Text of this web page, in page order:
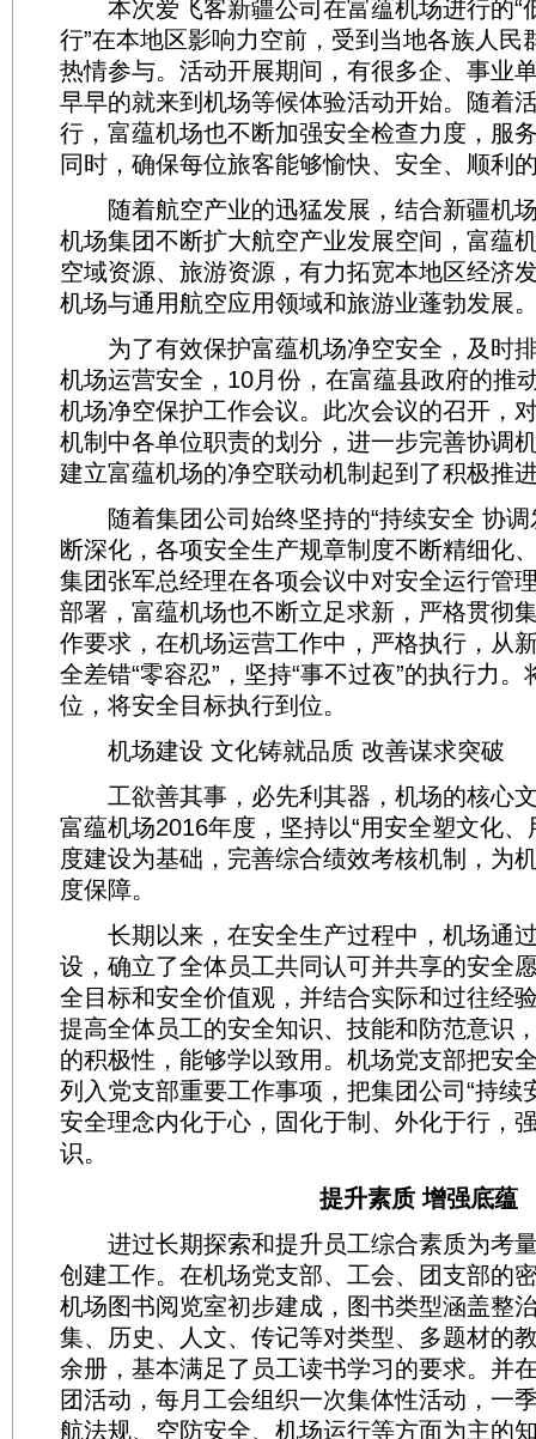
本次爱飞客新疆公司在富蕴机场进行的“
行”在本地区影响力空前，受到当地各族人民
热情参与。活动开展期间，有很多企、事业
早早的就来到机场等候体验活动开始。随着
行，富蕴机场也不断加强安全检查力度，服
同时，确保每位旅客能够愉快、安全、顺利
随着航空产业的迅猛发展，结合新疆机
机场集团不断扩大航空产业发展空间，富蕴
空域资源、旅游资源，有力拓宽本地区经济
机场与通用航空应用领域和旅游业蓬勃发展
为了有效保护富蕴机场净空安全，及时
机场运营安全，10月份，在富蕴县政府的推
机场净空保护工作会议。此次会议的召开，
机制中各单位职责的划分，进一步完善协调
建立富蕴机场的净空联动机制起到了积极推
随着集团公司始终坚持的“持续安全 协调
断深化，各项安全生产规章制度不断精细化
集团张军总经理在各项会议中对安全运行管
部署，富蕴机场也不断立足求新，严格贯彻
作要求，在机场运营工作中，严格执行，从
全差错“零容忍”，坚持“事不过夜”的执行力
位，将安全目标执行到位。
机场建设 文化铸就品质 改善谋求突破
工欲善其事，必先利其器，机场的核心
富蕴机场2016年度，坚持以“用安全塑文化、
度建设为基础，完善综合绩效考核机制，为
度保障。
长期以来，在安全生产过程中，机场通
设，确立了全体员工共同认可并共享的安全
全目标和安全价值观，并结合实际和过往经
提高全体员工的安全知识、技能和防范意识
的积极性，能够学以致用。机场党支部把安
列入党支部重要工作事项，把集团公司“持续
安全理念内化于心，固化于制、外化于行，
识。
提升素质 增强底蕴
进过长期探索和提升员工综合素质为考
创建工作。在机场党支部、工会、团支部的
机场图书阅览室初步建成，图书类型涵盖整
集、历史、人文、传记等对类型、多题材的
余册，基本满足了员工读书学习的要求。并
团活动，每月工会组织一次集体性活动，一
航法规、空防安全、机场运行等方面为主的